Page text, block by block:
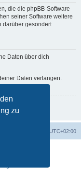
zu
die die phpBB-Software
seiner Software weitere
darüber gesondert
Daten über dich
Daten verlangen.
UTC+02:00
Limited